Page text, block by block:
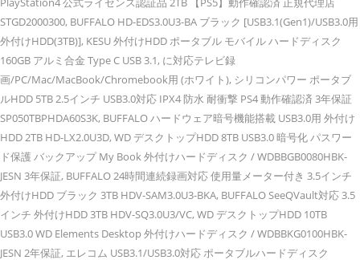
STGD2000300, BUFFALO HD-EDS3.0U3-BA ブラック [USB3.1(Gen1)/USB3.0用
外付けHDD(3TB)], KESU 外付けHDD ポータブル モバイル ハードディスク
160GB アルミ合金 Type C USB 3.1, に対応テレビ録
画/PC/Mac/MacBook/Chromebook用 (ホワイト), シリコンパワー ポータブ
ルHDD 5TB 2.5インチ USB3.0対応 IPX4 防水 耐衝撃 PS4 動作確認済 3年保証
SP050TBPHDA60S3K, BUFFALO ハードウェア暗号機能搭載 USB3.0用 外付け
HDD 2TB HD-LX2.0U3D, WD デスクトップHDD 8TB USB3.0 暗号化 パスワー
ド保護 バックアップ My Book 外付けハードディスク / WDBBGB0080HBK-
JESN 3年保証, BUFFALO 24時間連続録画対応 使用量メーター付き 3.5インチ
外付けHDD ブラック 3TB HDV-SAM3.0U3-BKA, BUFFALO SeeQVault対応 3.5
インチ 外付けHDD 3TB HDV-SQ3.0U3/VC, WD デスクトップHDD 10TB
USB3.0 WD Elements Desktop 外付けハードディスク / WDBBKG0100HBK-
JESN 2年保証, エレコム USB3.1/USB3.0対応 ポータブルハードディスク